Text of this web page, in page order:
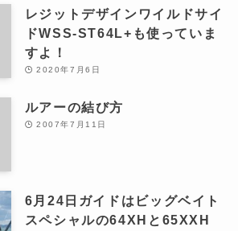
レジットデザインワイルドサイ
ドWSS-ST64L+も使っていま
すよ！
2020年7月6日
ルアーの結び方
2007年7月11日
6月24日ガイドはビッグベイト
スペシャルの64XHと65XXH